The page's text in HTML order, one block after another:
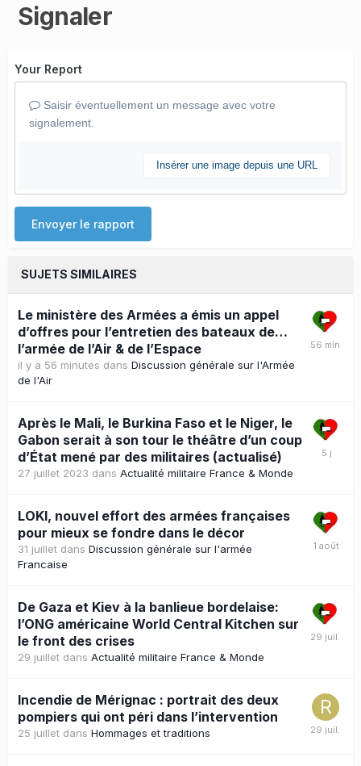
Signaler
Your Report
Saisir éventuellement un message avec votre
signalement.
Insérer une image depuis une URL
Envoyer le rapport
SUJETS SIMILAIRES
Le ministère des Armées a émis un appel
d’offres pour l’entretien des bateaux de…
l’armée de l’Air & de l’Espace
il y a 56 minutes dans Discussion générale sur l'Armée
de l'Air
Après le Mali, le Burkina Faso et le Niger, le
Gabon serait à son tour le théâtre d’un coup
d’État mené par des militaires (actualisé)
27 juillet 2023 dans Actualité militaire France & Monde
LOKI, nouvel effort des armées françaises
pour mieux se fondre dans le décor
31 juillet dans Discussion générale sur l'armée
Francaise
De Gaza et Kiev à la banlieue bordelaise:
l’ONG américaine World Central Kitchen sur
le front des crises
29 juillet dans Actualité militaire France & Monde
Incendie de Mérignac : portrait des deux
pompiers qui ont péri dans l’intervention
25 juillet dans Hommages et traditions